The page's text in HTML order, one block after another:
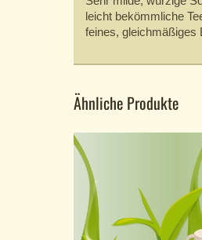
leicht bekömmliche
feines, gleichmäßiges
Ähnliche Produkte